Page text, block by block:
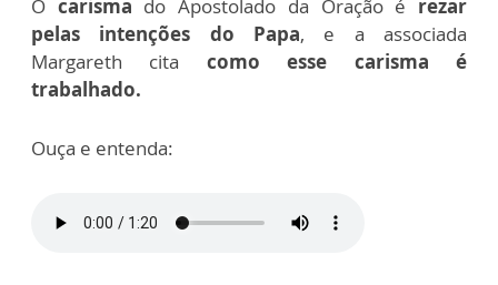
O carisma do Apostolado da Oração é rezar
pelas intenções do Papa, e a associada
Margareth cita como esse carisma é
trabalhado.
Ouça e entenda: